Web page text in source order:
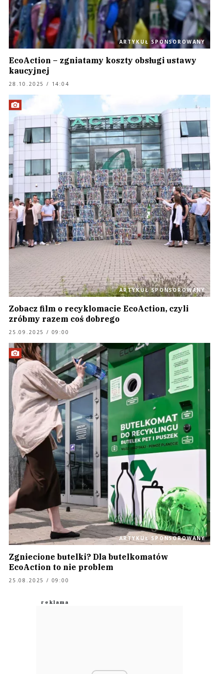
ARTYKUŁ SPONSOROWANY
EcoAction – zgniatamy koszty obsługi ustawy
kaucyjnej
28.10.2025 / 14:04
ARTYKUŁ SPONSOROWANY
Zobacz film o recyklomacie EcoAction, czyli
zróbmy razem coś dobrego
25.09.2025 / 09:00
ARTYKUŁ SPONSOROWANY
Zgniecione butelki? Dla butelkomatów
EcoAction to nie problem
25.08.2025 / 09:00